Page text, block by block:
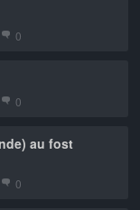
0
0
au fost
0